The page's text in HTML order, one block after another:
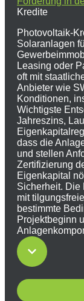
Kredite
Photovoltaik-
Solaranlagen
Leasing oder
oft mit
Anbieter wie
Konditionen,
Wichtigste
Jahreszins,
dass die
und stellen
Zertifizierung
Eigenkapital
Sicherheit. Die
mit
bestimmte
Projektbeginn